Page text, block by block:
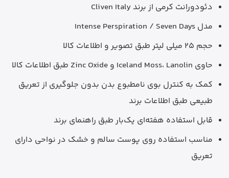
دئودورانت کرمی از برند Cliven Italy
مدل Intense Perspiration / Seven Days
حجم 25 میلی لیتر طبق تصویر و اطلاعات کالا
حاوی Iceland Moss، Lanolin و Zinc Oxide طبق اطلاعات کالا
کمک به کنترل بوی نامطبوع بدن بدون جلوگیری از تعریق
طبیعی طبق اطلاعات برند
قابل استفاده هفته‌ای یک‌بار طبق راهنمای برند
مناسب استفاده روی پوست سالم و خشک در نواحی دارای
تعریق